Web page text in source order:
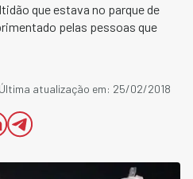
que estava no parque de
pelas pessoas que
atualização em: 25/02/2018